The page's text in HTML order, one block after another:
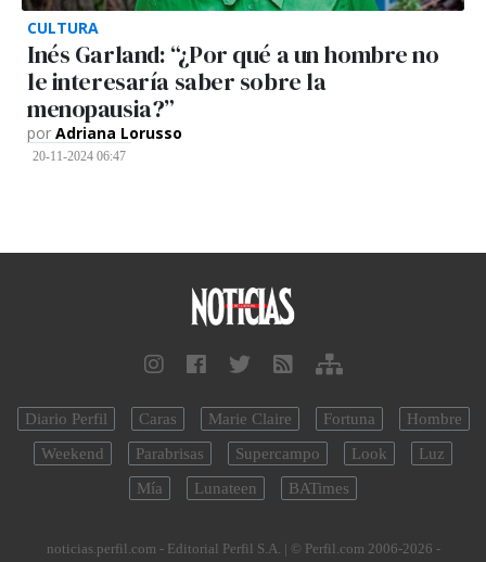
CULTURA
Inés Garland: “¿Por qué a un hombre no
le interesaría saber sobre la
menopausia?”
por Adriana Lorusso
20-11-2024 06:47
Diario Perfil Caras Marie Claire Fortuna
Hombre
Weekend
Parabrisas Supercampo Look
Luz
Mía
Lunateen BATimes
noticias.perfil.com - Editorial Perfil S.A. | © Perfil.com 2006-2026 -